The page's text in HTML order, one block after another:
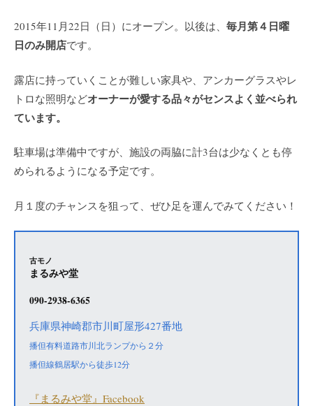
2015年11月22日（日）にオープン。以後は、 毎月第４日曜
日のみ開店です。
露店に持っていくことが難しい家具や、アンカーグラスやレ
トロな照明などオーナーが愛する品々がセンスよく並べられ
ています。
駐車場は準備中ですが、施設の両脇に計3台は少なくとも停
められるようになる予定です。
月１度のチャンスを狙って、ぜひ足を運んでみてください！
古モノ
まるみや堂
090-2938-6365
兵庫県神崎郡市川町屋形427番地
播但有料道路市川北ランプから２分
播但線鶴居駅から徒歩12分
『まるみや堂』Facebook